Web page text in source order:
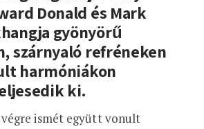
Donald és Mark
gyönyörű
szárnyaló refréneken
harmóniákon
ki.
ismét együtt vonult